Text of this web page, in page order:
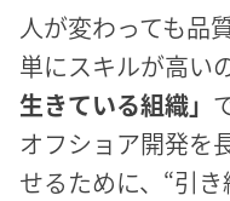
人が変わっても品
単にスキルが高い
生きている組織」
オフショア開発を
せるために、“引